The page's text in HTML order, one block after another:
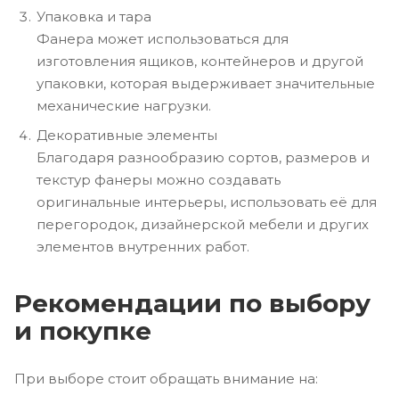
Упаковка и тара
Фанера может использоваться для
изготовления ящиков, контейнеров и другой
упаковки, которая выдерживает значительные
механические нагрузки.
Декоративные элементы
Благодаря разнообразию сортов, размеров и
текстур фанеры можно создавать
оригинальные интерьеры, использовать её для
перегородок, дизайнерской мебели и других
элементов внутренних работ.
Рекомендации по выбору
и покупке
При выборе стоит обращать внимание на: